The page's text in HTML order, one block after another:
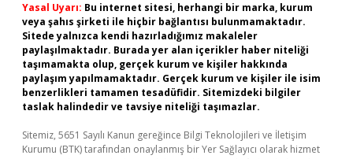
Yasal Uyarı: Bu internet sitesi, herhangi bir marka, kurum
veya şahıs şirketi ile hiçbir bağlantısı bulunmamaktadır.
Sitede yalnızca kendi hazırladığımız makaleler
paylaşılmaktadır. Burada yer alan içerikler haber niteliği
taşımamakta olup, gerçek kurum ve kişiler hakkında
paylaşım yapılmamaktadır. Gerçek kurum ve kişiler ile isim
benzerlikleri tamamen tesadüfidir. Sitemizdeki bilgiler
taslak halindedir ve tavsiye niteliği taşımazlar.
Sitemiz, 5651 Sayılı Kanun gereğince Bilgi Teknolojileri ve İletişim
Kurumu (BTK) tarafından onaylanmış bir Yer Sağlayıcı olarak hizmet